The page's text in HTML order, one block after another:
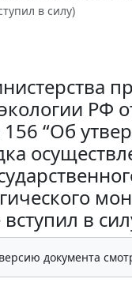
в силу)
РФ
“Об
вступил в
документа